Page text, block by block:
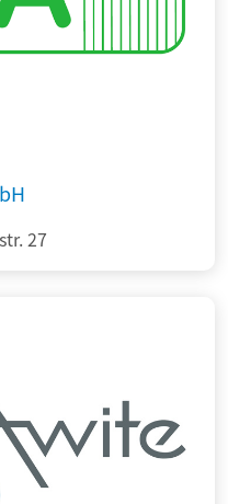
27